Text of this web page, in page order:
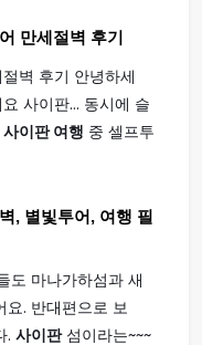
만세절벽 후기
벽 후기 안녕하세
사이판... 동시에 슬
사이판 여행 중 셀프투
, 별빛투어, 여행 필
도 마나가하섬과 새
요. 반대편으로 보
. 사이판섬이라는~~~